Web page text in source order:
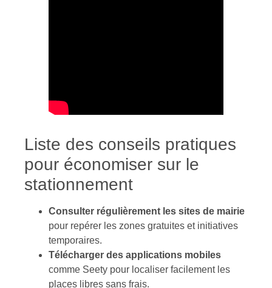
Liste des conseils pratiques
pour économiser sur le
stationnement
Consulter régulièrement les sites de mairie
pour repérer les zones gratuites et initiatives
temporaires.
Télécharger des applications mobiles
comme Seety pour localiser facilement les
places libres sans frais.